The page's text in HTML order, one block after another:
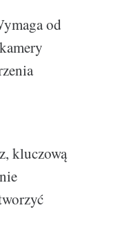
od
kluczową